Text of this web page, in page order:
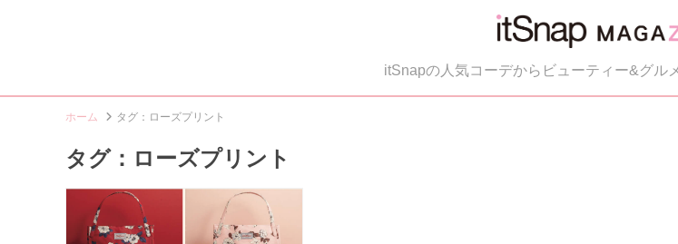
itSnapの人気コーデからビューティー&グル
ホーム タグ：ローズプリント
タグ：ローズプリント